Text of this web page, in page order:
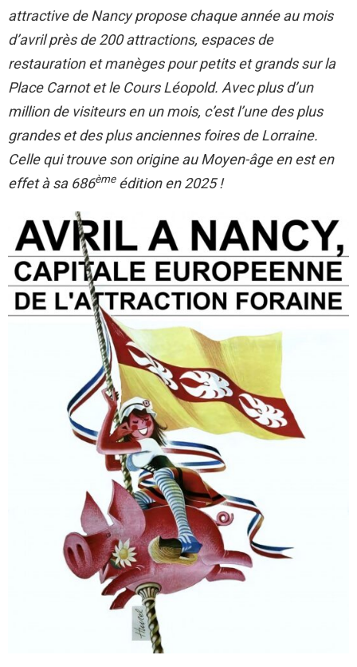
attractive de Nancy propose chaque année au mois
d’avril près de 200 attractions, espaces de
restauration et manèges pour petits et grands sur la
Place Carnot et le Cours Léopold. Avec plus d’un
million de visiteurs en un mois, c’est l’une des plus
grandes et des plus anciennes foires de Lorraine.
Celle qui trouve son origine au Moyen-âge en est en
effet à sa 686èmeédition en 2025 !